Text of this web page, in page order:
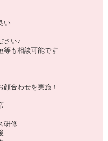
い
さい♪
等も相談可能です
合わせを実施！
研修